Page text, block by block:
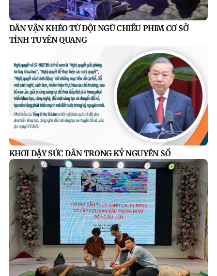
DÂN VẬN KHÉO TỪ ĐỘI NGŨ CHIẾU PHIM CƠ SỞ
TỈNH TUYÊN QUANG
KHƠI DẬY SỨC DÂN TRONG KỶ NGUYÊN SỐ